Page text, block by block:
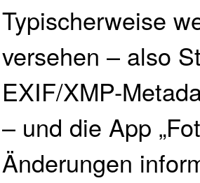
Typischerweise
versehen – also
EXIF/XMP-
– und die App
Änderungen